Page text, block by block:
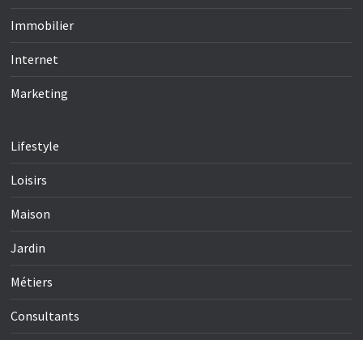
Immobilier
Internet
Marketing
Lifestyle
Loisirs
Maison
Jardin
Métiers
Consultants